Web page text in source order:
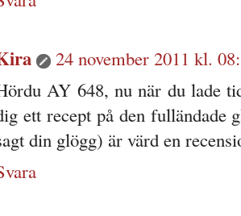
24 november 2011 kl.
AY 648, nu när du lade
ett recept på den fulländade
din glögg) är värd en